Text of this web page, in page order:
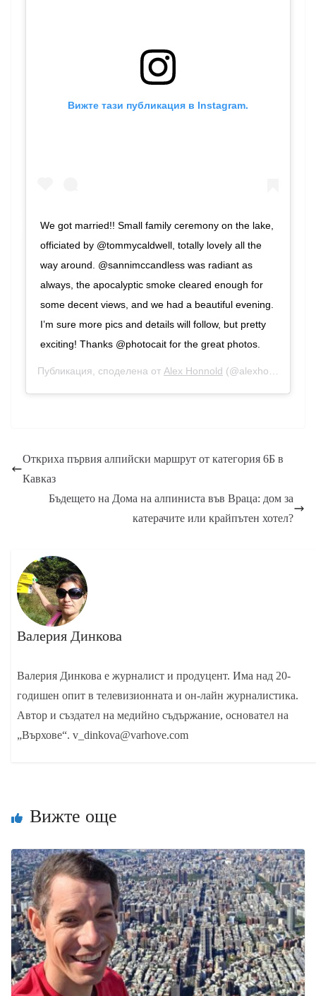
Вижте тази публикация в Instagram.
We got married!! Small family ceremony on the lake,
officiated by @tommycaldwell, totally lovely all the
way around. @sannimccandless was radiant as
always, the apocalyptic smoke cleared enough for
some decent views, and we had a beautiful evening.
I’m sure more pics and details will follow, but pretty
exciting! Thanks @photocait for the great photos.
Публикация, споделена от Alex Honnold (@alexhonnold) на
Откриха първия алпийски маршрут от категория 6Б в
Кавказ
Бъдещето на Дома на алпиниста във Враца: дом за
катерачите или крайпътен хотел?
Валерия Динкова
Валерия Динкова е журналист и продуцент. Има над 20-
годишен опит в телевизионната и он-лайн журналистика.
Автор и създател на медийно съдържание, основател на
„Върхове“. v_dinkova@varhove.com
Вижте още